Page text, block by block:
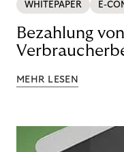
WHITEPAPER E-
Bezahlung
MEHR LESEN